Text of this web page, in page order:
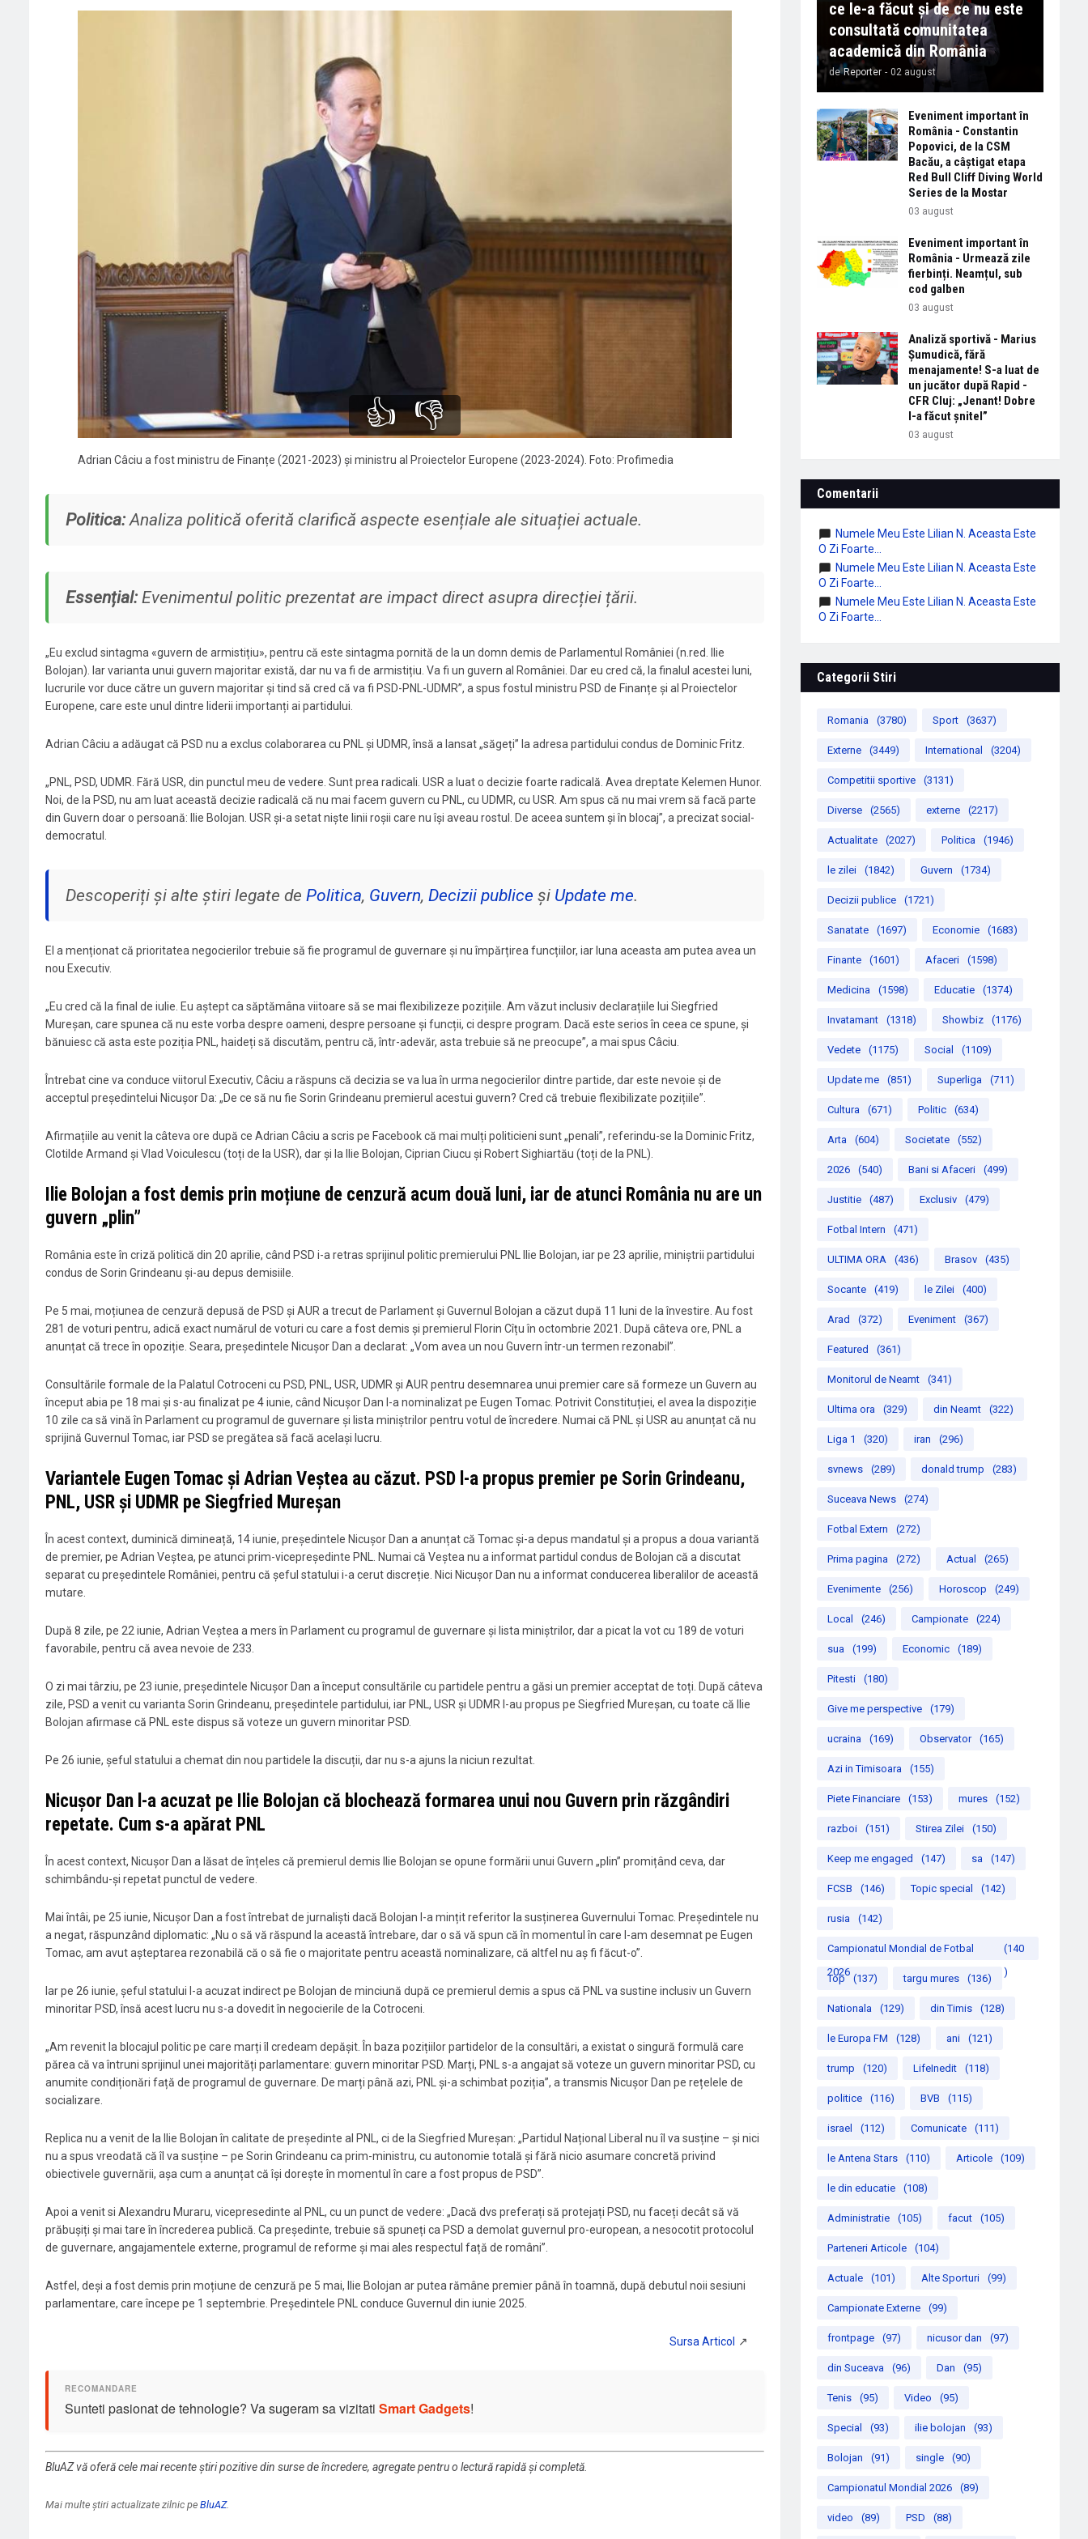
👍 👎
Adrian Câciu a fost ministru de Finanțe (2021-2023) și ministru al Proiectelor Europene (2023-2024). Foto: Profimedia
Politica:Analiza politică oferită clarifică aspecte esențiale ale situației actuale.
Essențial:Evenimentul politic prezentat are impact direct asupra direcției țării.
„Eu exclud sintagma «guvern de armistițiu», pentru că este sintagma pornită de la un domn demis de Parlamentul României (n.red. Ilie
Bolojan). Iar varianta unui guvern majoritar există, dar nu va fi de armistițiu. Va fi un guvern al României. Dar eu cred că, la finalul acestei luni,
lucrurile vor duce către un guvern majoritar și tind să cred că va fi PSD-PNL-UDMR”, a spus fostul ministru PSD de Finanțe și al Proiectelor
Europene, care este unul dintre liderii importanți ai partidului.
Adrian Câciu a adăugat că PSD nu a exclus colaborarea cu PNL și UDMR, însă a lansat „săgeți” la adresa partidului condus de Dominic Fritz.
„PNL, PSD, UDMR. Fără USR, din punctul meu de vedere. Sunt prea radicali. USR a luat o decizie foarte radicală. Avea dreptate Kelemen Hunor.
Noi, de la PSD, nu am luat această decizie radicală că nu mai facem guvern cu PNL, cu UDMR, cu USR. Am spus că nu mai vrem să facă parte
din Guvern doar o persoană: Ilie Bolojan. USR și-a setat niște linii roșii care nu își aveau rostul. De aceea suntem și în blocaj”, a precizat social-
democratul.
Descoperiți și alte știri legate de Politica, Guvern, Decizii publice și Update me.
El a menționat că prioritatea negocierilor trebuie să fie programul de guvernare și nu împărțirea funcțiilor, iar luna aceasta am putea avea un
nou Executiv.
„Eu cred că la final de iulie. Eu aștept ca săptămâna viitoare să se mai flexibilizeze pozițiile. Am văzut inclusiv declarațiile lui Siegfried
Mureșan, care spunea că nu este vorba despre oameni, despre persoane și funcții, ci despre program. Dacă este serios în ceea ce spune, și
bănuiesc că asta este poziția PNL, haideți să discutăm, pentru că, într-adevăr, asta trebuie să ne preocupe”, a mai spus Câciu.
Întrebat cine va conduce viitorul Executiv, Câciu a răspuns că decizia se va lua în urma negocierilor dintre partide, dar este nevoie și de
acceptul președintelui Nicușor Da: „De ce să nu fie Sorin Grindeanu premierul acestui guvern? Cred că trebuie flexibilizate pozițiile”.
Afirmațiile au venit la câteva ore după ce Adrian Câciu a scris pe Facebook că mai mulți politicieni sunt „penali”, referindu-se la Dominic Fritz,
Clotilde Armand și Vlad Voiculescu (toți de la USR), dar și la Ilie Bolojan, Ciprian Ciucu și Robert Sighiartău (toți de la PNL).
Ilie Bolojan a fost demis prin moțiune de cenzură acum două luni, iar de atunci România nu are un
guvern „plin”
România este în criză politică din 20 aprilie, când PSD i-a retras sprijinul politic premierului PNL Ilie Bolojan, iar pe 23 aprilie, miniștrii partidului
condus de Sorin Grindeanu și-au depus demisiile.
Pe 5 mai, moțiunea de cenzură depusă de PSD și AUR a trecut de Parlament și Guvernul Bolojan a căzut după 11 luni de la învestire. Au fost
281 de voturi pentru, adică exact numărul de voturi cu care a fost demis și premierul Florin Cîțu în octombrie 2021. După câteva ore, PNL a
anunțat că trece în opoziție. Seara, președintele Nicușor Dan a declarat: „Vom avea un nou Guvern într-un termen rezonabil”.
Consultările formale de la Palatul Cotroceni cu PSD, PNL, USR, UDMR și AUR pentru desemnarea unui premier care să formeze un Guvern au
început abia pe 18 mai și s-au finalizat pe 4 iunie, când Nicușor Dan l-a nominalizat pe Eugen Tomac. Potrivit Constituției, el avea la dispoziție
10 zile ca să vină în Parlament cu programul de guvernare și lista miniștrilor pentru votul de încredere. Numai că PNL și USR au anunțat că nu
sprijină Guvernul Tomac, iar PSD se pregătea să facă același lucru.
Variantele Eugen Tomac și Adrian Veștea au căzut. PSD l-a propus premier pe Sorin Grindeanu,
PNL, USR și UDMR pe Siegfried Mureșan
În acest context, duminică dimineață, 14 iunie, președintele Nicușor Dan a anunțat că Tomac și-a depus mandatul și a propus a doua variantă
de premier, pe Adrian Veștea, pe atunci prim-vicepreședinte PNL. Numai că Veștea nu a informat partidul condus de Bolojan că a discutat
separat cu președintele României, pentru că șeful statului i-a cerut discreție. Nici Nicușor Dan nu a informat conducerea liberalilor de această
mutare.
După 8 zile, pe 22 iunie, Adrian Veștea a mers în Parlament cu programul de guvernare și lista miniștrilor, dar a picat la vot cu 189 de voturi
favorabile, pentru că avea nevoie de 233.
O zi mai târziu, pe 23 iunie, președintele Nicușor Dan a început consultările cu partidele pentru a găsi un premier acceptat de toți. După câteva
zile, PSD a venit cu varianta Sorin Grindeanu, președintele partidului, iar PNL, USR și UDMR l-au propus pe Siegfried Mureșan, cu toate că Ilie
Bolojan afirmase că PNL este dispus să voteze un guvern minoritar PSD.
Pe 26 iunie, șeful statului a chemat din nou partidele la discuții, dar nu s-a ajuns la niciun rezultat.
Nicușor Dan l-a acuzat pe Ilie Bolojan că blochează formarea unui nou Guvern prin răzgândiri
repetate. Cum s-a apărat PNL
În acest context, Nicușor Dan a lăsat de înțeles că premierul demis Ilie Bolojan se opune formării unui Guvern „plin” promițând ceva, dar
schimbându-și repetat punctul de vedere.
Mai întâi, pe 25 iunie, Nicușor Dan a fost întrebat de jurnaliști dacă Bolojan l-a mințit referitor la susținerea Guvernului Tomac. Președintele nu
a negat, răspunzând diplomatic: „Nu o să vă răspund la această întrebare, dar o să vă spun că în momentul în care I-am desemnat pe Eugen
Tomac, am avut așteptarea rezonabilă că o să fie o majoritate pentru această nominalizare, că altfel nu aș fi făcut-o”.
Iar pe 26 iunie, șeful statului l-a acuzat indirect pe Bolojan de minciună după ce premierul demis a spus că PNL va sustine inclusiv un Guvern
minoritar PSD, însă acest lucru nu s-a dovedit în negocierile de la Cotroceni.
„Am revenit la blocajul politic pe care marți îl credeam depășit. În baza pozițiilor partidelor de la consultări, a existat o singură formulă care
părea că va întruni sprijinul unei majorități parlamentare: guvern minoritar PSD. Marți, PNL s-a angajat să voteze un guvern minoritar PSD, cu
anumite condiționări față de programul de guvernare. De marți până azi, PNL și-a schimbat poziția”, a transmis Nicușor Dan pe rețelele de
socializare.
Replica nu a venit de la Ilie Bolojan în calitate de președinte al PNL, ci de la Siegfried Mureșan: „Partidul Național Liberal nu îl va susține – și nici
nu a spus vreodată că îl va susține – pe Sorin Grindeanu ca prim-ministru, cu autonomie totală și fără nicio asumare concretă privind
obiectivele guvernării, așa cum a anunțat că își dorește în momentul în care a fost propus de PSD”.
Apoi a venit si Alexandru Muraru, vicepresedinte al PNL, cu un punct de vedere: „Dacă dvs preferați să protejați PSD, nu faceți decât să vă
prăbușiți și mai tare în încrederea publică. Ca președinte, trebuie să spuneți ca PSD a demolat guvernul pro-european, a nesocotit protocolul
de guvernare, angajamentele externe, programul de reforme și mai ales respectul față de români”.
Astfel, deși a fost demis prin moțiune de cenzură pe 5 mai, Ilie Bolojan ar putea rămâne premier până în toamnă, după debutul noii sesiuni
parlamentare, care începe pe 1 septembrie. Președintele PNL conduce Guvernul din iunie 2025.
Sunteti pasionat de tehnologie? Va sugeram sa vizitati Smart Gadgets!
BluAZ vă oferă cele mai recente știri pozitive din surse de încredere, agregate pentru o lectură rapidă și completă.
Mai multe știri actualizate zilnic pe BluAZ.
ce le-a făcut și de ce nu este
consultată comunitatea
academică din România
de Reporter - 02 august
Eveniment important în
România - Constantin
Popovici, de la CSM
Bacău, a câștigat etapa
Red Bull Cliff Diving World
Series de la Mostar
03 august
Eveniment important în
România - Urmează zile
fierbinți. Neamțul, sub
cod galben
03 august
Analiză sportivă - Marius
Șumudică, fără
menajamente! S-a luat de
un jucător după Rapid -
CFR Cluj: „Jenant! Dobre
l-a făcut șnitel”
03 august
Comentarii
Numele Meu Este Lilian N. Aceasta Este
O Zi Foarte...
Numele Meu Este Lilian N. Aceasta Este
O Zi Foarte...
Numele Meu Este Lilian N. Aceasta Este
O Zi Foarte...
Categorii Stiri
Romania (3780) Sport (3637)
Externe (3449) International (3204)
Competitii sportive (3131)
Diverse (2565) externe (2217)
Actualitate (2027) Politica (1946)
le zilei (1842) Guvern (1734)
Decizii publice (1721)
Sanatate (1697) Economie (1683)
Finante (1601) Afaceri (1598)
Medicina (1598) Educatie (1374)
Invatamant (1318) Showbiz (1176)
Vedete (1175) Social (1109)
Update me (851) Superliga (711)
Cultura (671) Politic (634)
Arta (604) Societate (552)
2026 (540) Bani si Afaceri (499)
Justitie (487) Exclusiv (479)
Fotbal Intern (471)
ULTIMA ORA (436) Brasov (435)
Socante (419) le Zilei (400)
Arad (372) Eveniment (367)
Featured (361)
Monitorul de Neamt (341)
Ultima ora (329) din Neamt (322)
Liga 1 (320) iran (296)
svnews (289) donald trump (283)
Suceava News (274)
Fotbal Extern (272)
Prima pagina (272) Actual (265)
Evenimente (256) Horoscop (249)
Local (246) Campionate (224)
sua (199) Economic (189)
Pitesti (180)
Give me perspective (179)
ucraina (169) Observator (165)
Azi in Timisoara (155)
Piete Financiare (153) mures (152)
razboi (151) Stirea Zilei (150)
Keep me engaged (147) sa (147)
FCSB (146) Topic special (142)
rusia (142)
Campionatul Mondial de Fotbal
2026
(140
)
Top (137) targu mures (136)
Nationala (129) din Timis (128)
le Europa FM (128) ani (121)
trump (120) LifeInedit (118)
politice (116) BVB (115)
israel (112) Comunicate (111)
le Antena Stars (110) Articole (109)
le din educatie (108)
Administratie (105) facut (105)
Parteneri Articole (104)
Actuale (101) Alte Sporturi (99)
Campionate Externe (99)
frontpage (97) nicusor dan (97)
din Suceava (96) Dan (95)
Tenis (95) Video (95)
Special (93) ilie bolojan (93)
Bolojan (91) single (90)
Campionatul Mondial 2026 (89)
video (89) PSD (88)